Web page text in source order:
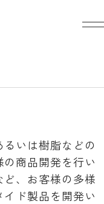
いは樹脂などの
商品開発を行い
、お客様の多様
ド製品を開発い